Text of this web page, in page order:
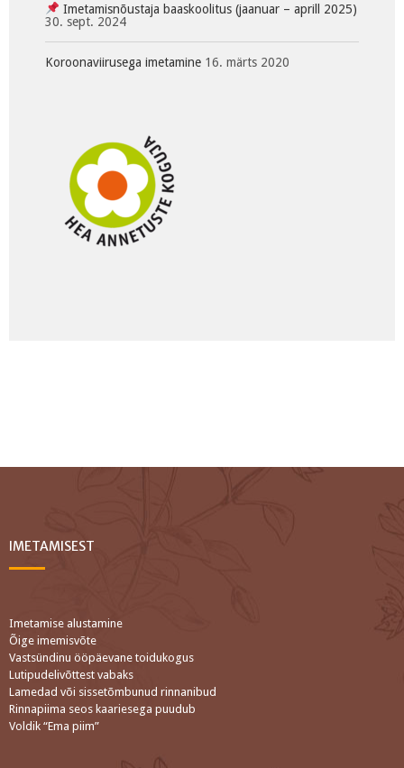
Imetamisnõustaja baaskoolitus (jaanuar – aprill 2025)
30. sept. 2024
Koroonaviirusega imetamine 16. märts 2020
IMETAMISEST
Imetamise alustamine
Õige imemisvõte
Vastsündinu ööpäevane toidukogus
Lutipudelivõttest vabaks
Lamedad või sissetõmbunud rinnanibud
Rinnapiima seos kaariesega puudub
Voldik “Ema piim”